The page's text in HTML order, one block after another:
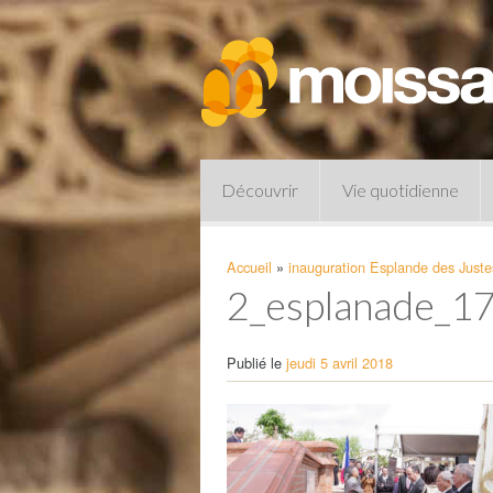
Découvrir Vie quotidienne
Pharmacies de garde
Accueil » inauguration Esplande des
Publié le jeudi 5 avril 2018